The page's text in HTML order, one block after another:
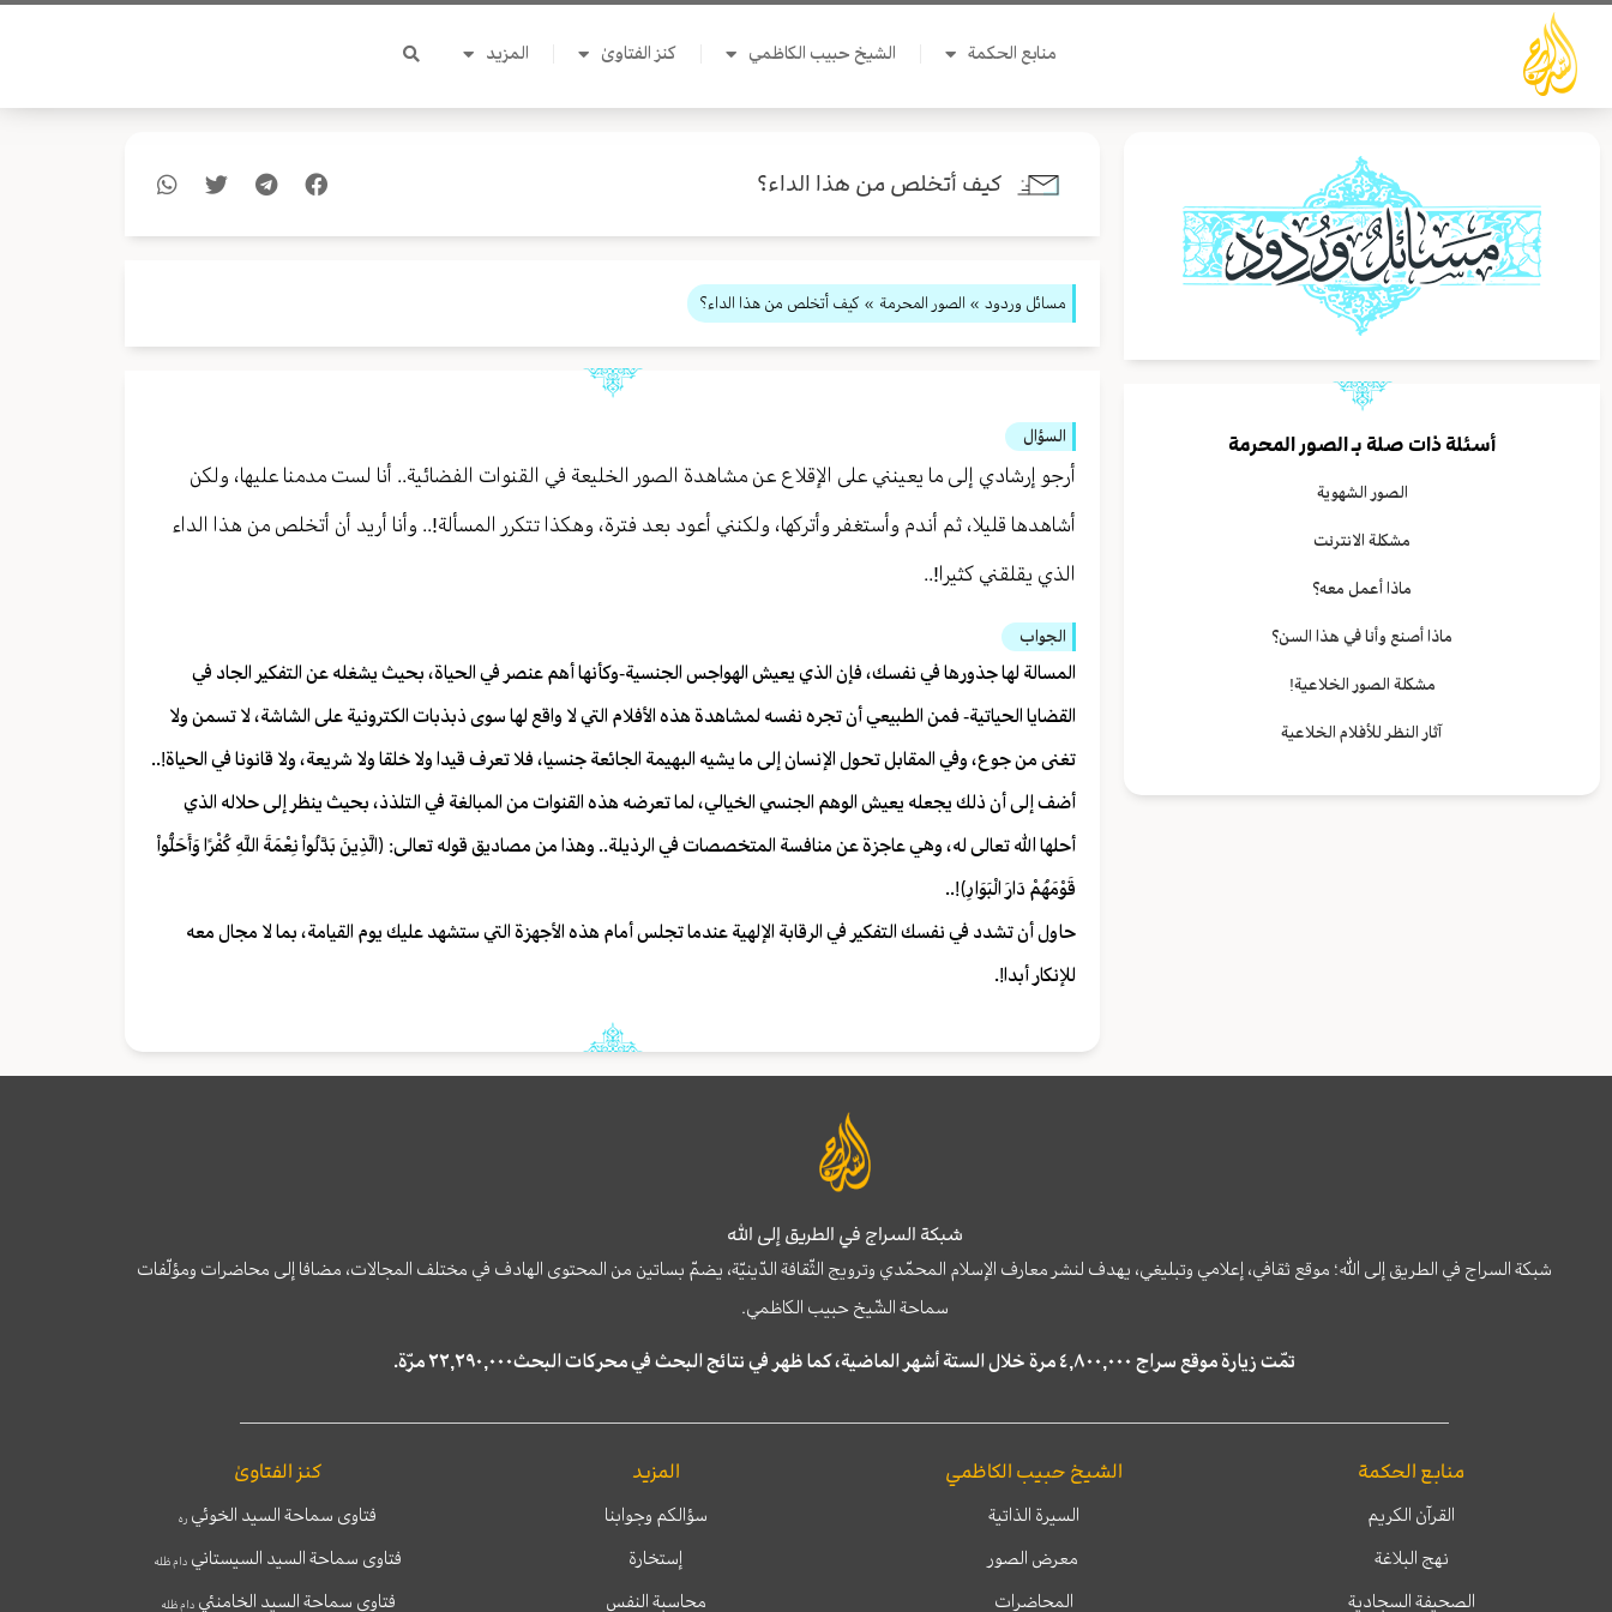
تخطي
المحتوى
منابع الحكمة الشيخ حبيب الكاظمي كنز الفتاوىٰ المزيد
أسئلة ذات صلة بـالصور المحرمة
الصور الشهوية
مشكلة الانترنت
ماذا أعمل معه؟
ماذا أصنع وأنا في هذا السن؟
مشكلة الصور الخلاعية!
آثار النظر للأفلام الخلاعية
كيف أتخلص من هذا الداء؟
مسائل وردود » الصور المحرمة » كيف أتخلص من هذا الداء؟
السؤال
أرجو إرشادي إلى ما يعينني على الإقلاع عن مشاهدة الصور الخليعة في القنوات الفضائية.. أنا لست مدمنا عليها، ولكن
أشاهدها قليلا، ثم أندم وأستغفر وأتركها، ولكنني أعود بعد فترة، وهكذا تتكرر المسألة!.. وأنا أريد أن أتخلص من هذا الداء
الذي يقلقني كثيرا!..
الجواب
المسالة لها جذورها في نفسك، فإن الذي يعيش الهواجس الجنسية-وكأنها أهم عنصر في الحياة، بحيث يشغله عن التفكير الجاد في
القضايا الحياتية- فمن الطبيعي أن تجره نفسه لمشاهدة هذه الأفلام التي لا واقع لها سوى ذبذبات الكترونية على الشاشة، لا تسمن ولا
تغنى من جوع، وفي المقابل تحول الإنسان إلى ما يشيه البهيمة الجائعة جنسيا، فلا تعرف قيدا ولا خلقا ولا شريعة، ولا قانونا في الحياة!..
أضف إلى أن ذلك يجعله يعيش الوهم الجنسي الخيالي، لما تعرضه هذه القنوات من المبالغة في التلذذ، بحيث ينظر إلى حلاله الذي
أحلها الله تعالى له، وهي عاجزة عن منافسة المتخصصات في الرذيلة.. وهذا من مصاديق قوله تعالى: ﴿الَّذِينَ بَدَّلُواْ نِعْمَةَ اللَّهِ كُفْرًا وَأَحَلُّواْ
قَوْمَهُمْ دَارَ الْبَوَارِ﴾!..
حاول أن تشدد في نفسك التفكير في الرقابة الإلهية عندما تجلس أمام هذه الأجهزة التي ستشهد عليك يوم القيامة، بما لا مجال معه
للإنكار أبدا!.
شبكة السراج في الطريق إلى الله
شبكة السراج في الطريق إلى الله؛ موقع ثقافي، إعلامي وتبليغي، يهدف لنشر معارف الإسلام المحمّدي وترويج الثّقافة الدّينيّة، يضمّ بساتين من المحتوى الهادف في مختلف المجالات، مضافا إلى محاضرات ومؤلّفات
سماحة الشّيخ حبيب الكاظمي.
تمّت زيارة موقع سراج ٤,٨٠٠,٠٠٠ مرة خلال الستة أشهر الماضية، كما ظهر في نتائج البحث في محركات البحث٢٢,٢٩٠,٠٠٠ مرّة.
منابع الحكمة
القرآن الكريم
نهج البلاغة
الصحيفة السجادية
الشيخ حبيب الكاظمي
السيرة الذاتية
معرض الصور
المحاضرات
المزيد
سؤالكم وجوابنا
إستخارة
محاسبة النفس
كنز الفتاوىٰ
فتاوى سماحة السيد الخوئي ره
فتاوى سماحة السيد السيستاني دام ظله
فتاوى سماحة السيد الخامنئيدام ظله